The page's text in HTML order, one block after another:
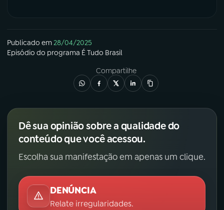
Publicado em28/04/2025
Episódio do programa É Tudo Brasil
Compartilhe
Dê sua opinião sobre a qualidade do
conteúdo que você acessou.
Escolha sua manifestação em apenas um clique.
DENÚNCIA
Relate irregularidades.